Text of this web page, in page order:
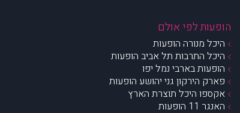
הופעות לפי אולם
היכל מנורה הופעות
היכל התרבות תל אביב הופעות
הופעות בארבי נמל יפו
פארק הירקון גני יהושע הופעות
אקספו היכל תוצרת הארץ
האנגר 11 הופעות